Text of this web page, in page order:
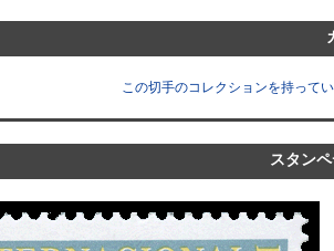
この切手のコレクションを持って
スタン